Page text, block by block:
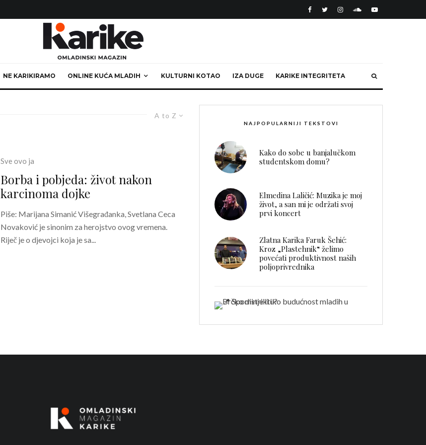
NE KARIKIRAMO ONLINE KUĆA MLADIH KULTURNI KOTAO IZA DUGE KARIKE INTEGRITETA
A to Z
Sve ovo ja
Borba i pobjeda: život nakon
karcinoma dojke
Piše: Marijana Simanić Višegrađanka, Svetlana Ceca
Novaković je sinonim za herojstvo ovog vremena.
Riječ je o djevojci koja je sa...
NAJPOPULARNIJI TEKSTOVI
Kako do sobe u banjalučkom
studentskom domu?
Elmedina Laličić: Muzika je moj
život, a san mi je održati svoj
prvi koncert
Zlatna Karika Faruk Šehić:
Kroz „Plastehnik“ želimo
povećati produktivnost naših
poljoprivrednika